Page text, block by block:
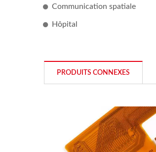
Communication spatiale
Hôpital
PRODUITS CONNEXES